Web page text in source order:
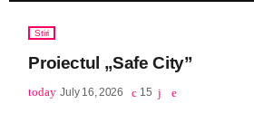
Stiri
Proiectul „Safe City”
today July 16, 2026 15